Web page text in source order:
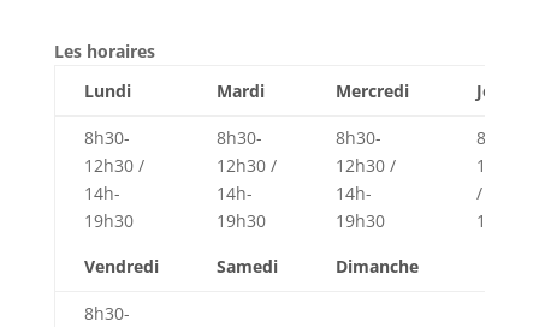
Les horaires
Lundi
Mardi Mercredi Jeudi
8h30-
12h30 /
14h-
19h30
8h30-
12h30 /
14h-
19h30
8h30-
12h30 /
14h-
19h30
8h30-
12h30
/ 14h-
19h30
Vendredi
Samedi Dimanche
8h30-